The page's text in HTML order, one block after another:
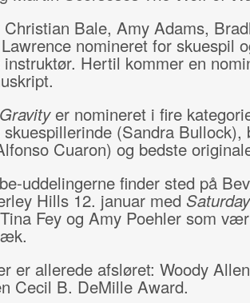
Christian Bale, Amy Adams,
nomineret for skuespil
instruktør. Hertil kommer en
Gravityer nomineret i fire
(Sandra Bullock),
Cuaron) og bedste
uddelingerne finder sted på
Hills 12. januar med
Fey og Amy Poehler som
er allerede afsløret: Woody
Cecil B. DeMille Award.